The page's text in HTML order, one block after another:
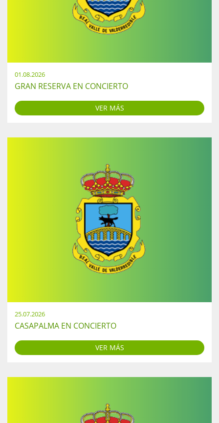
01.08.2026
GRAN RESERVA EN CONCIERTO
VER MÁS
25.07.2026
CASAPALMA EN CONCIERTO
VER MÁS